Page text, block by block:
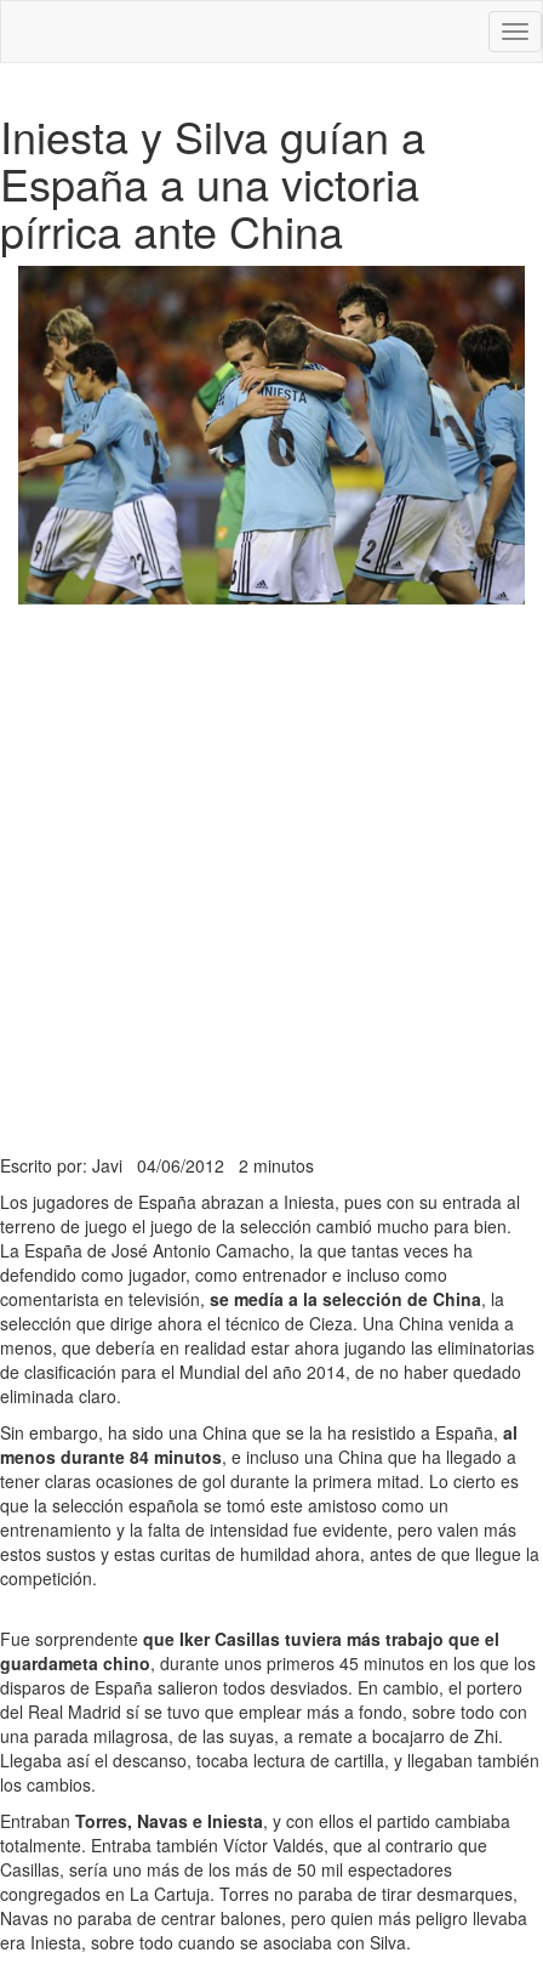
Iniesta y Silva guían a
España a una victoria
pírrica ante China
Escrito por: Javi 04/06/2012 2 minutos
Los jugadores de España abrazan a Iniesta, pues con su entrada al
terreno de juego el juego de la selección cambió mucho para bien.
La España de José Antonio Camacho, la que tantas veces ha
defendido como jugador, como entrenador e incluso como
comentarista en televisión, se medía a la selección de China, la
selección que dirige ahora el técnico de Cieza. Una China venida a
menos, que debería en realidad estar ahora jugando las eliminatorias
de clasificación para el Mundial del año 2014, de no haber quedado
eliminada claro.
Sin embargo, ha sido una China que se la ha resistido a España, al
menos durante 84 minutos, e incluso una China que ha llegado a
tener claras ocasiones de gol durante la primera mitad. Lo cierto es
que la selección española se tomó este amistoso como un
entrenamiento y la falta de intensidad fue evidente, pero valen más
estos sustos y estas curitas de humildad ahora, antes de que llegue la
competición.
Fue sorprendente que Iker Casillas tuviera más trabajo que el
guardameta chino, durante unos primeros 45 minutos en los que los
disparos de España salieron todos desviados. En cambio, el portero
del Real Madrid sí se tuvo que emplear más a fondo, sobre todo con
una parada milagrosa, de las suyas, a remate a bocajarro de Zhi.
Llegaba así el descanso, tocaba lectura de cartilla, y llegaban también
los cambios.
Entraban Torres, Navas e Iniesta, y con ellos el partido cambiaba
totalmente. Entraba también Víctor Valdés, que al contrario que
Casillas, sería uno más de los más de 50 mil espectadores
congregados en La Cartuja. Torres no paraba de tirar desmarques,
Navas no paraba de centrar balones, pero quien más peligro llevaba
era Iniesta, sobre todo cuando se asociaba con Silva.